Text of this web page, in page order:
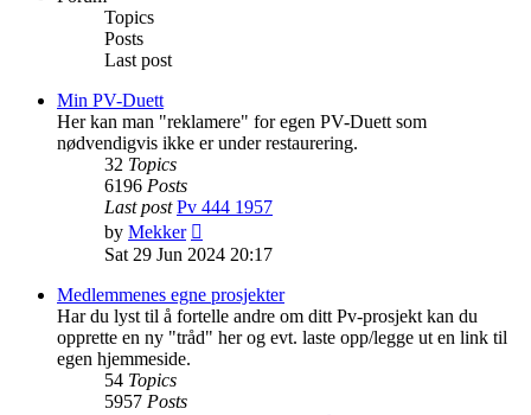
Topics
Posts
Last post
Min PV-Duett
Her kan man "reklamere" for egen PV-Duett som
nødvendigvis ikke er under restaurering.
32 Topics
6196 Posts
Last post Pv 444 1957
by Mekker
the
post
Sat 29 Jun 2024 20:17
Medlemmenes egne prosjekter
Har du lyst til å fortelle andre om ditt Pv-prosjekt kan du
opprette en ny "tråd" her og evt. laste opp/legge ut en link til
egen hjemmeside.
54 Topics
5957 Posts